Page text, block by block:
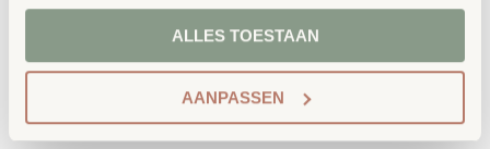
ALLES TOESTAAN
AANPASSEN